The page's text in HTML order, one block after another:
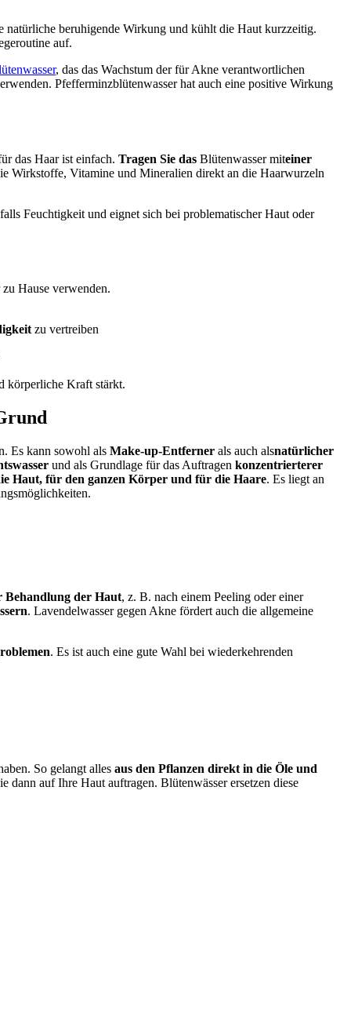
natürliche beruhigende Wirkung und kühlt die Haut kurzzeitig.
auf.
, das das Wachstum der für Akne verantwortlichen
Pfefferminzblütenwasser hat auch eine positive Wirkung
das Haar ist einfach. Tragen Sie das Blütenwassermiteiner
Wirkstoffe, Vitamine und Mineralien direkt an die Haarwurzeln
Feuchtigkeit und eignet sich bei problematischer Haut oder
Hause verwenden.
zu vertreiben
körperliche Kraft stärkt.
Es kann sowohl als Make-up-Entferner als auch alsnatürlicher
und als Grundlage für das Auftragen konzentrierterer
Haut, für den ganzen Körper und für die Haare. Es liegt an
Behandlung der Haut, z. B. nach einem Peeling oder einer
. Lavendelwasser gegen Akne fördert auch die allgemeine
. Es ist auch eine gute Wahl bei wiederkehrenden
. So gelangt alles aus den Pflanzen direkt in die Öle und
dann auf Ihre Haut auftragen. Blütenwässer ersetzen diese